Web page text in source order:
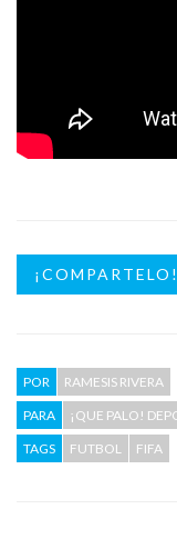
¡COMPARTELO!
POR
RAMESIS RIVERA
PARA
¡QUE PALO!
TAGS
FUTBOL FIFA